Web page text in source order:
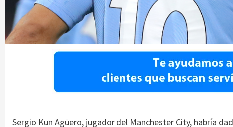
Sergio Kun Agüero, jugador del Manchester City, habría